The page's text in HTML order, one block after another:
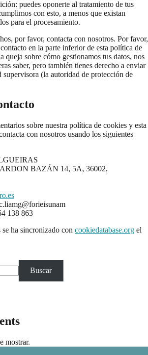
puedes oponerte al tratamiento de tus
con esto, a menos que existan
para el procesamiento.
por favor, contacta con nosotros. Por favor,
en la parte inferior de esta política de
queja sobre cómo gestionamos tus datos, nos
saber, pero también tienes derecho a enviar
supervisora (la autoridad de protección de
sobre nuestra política de cookies y esta
con nosotros usando los siguientes
BAZÁN 14, 5A, 36002,
138 863
ha sincronizado con cookiedatabase.org el
Buscar
mostrar.